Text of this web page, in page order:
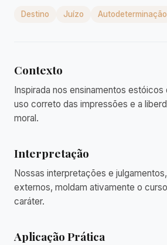
Destino Juízo Autodeterminação
Contexto
Inspirada nos ensinamentos
uso correto das impressões e a
moral.
Interpretação
Nossas interpretações e
externos, moldam ativamente o
caráter.
Aplicação Prática